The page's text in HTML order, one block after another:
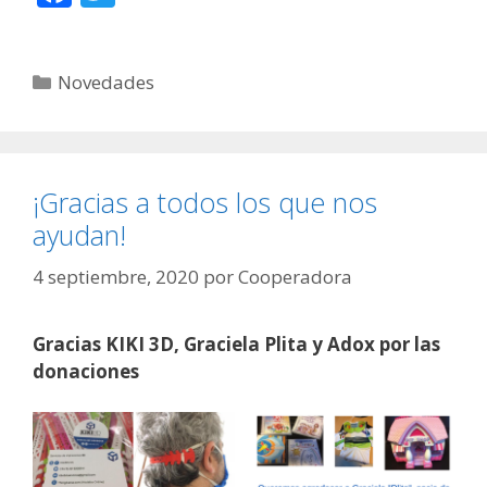
b
k
er
Categorías
Novedades
¡Gracias a todos los que nos
ayudan!
4 septiembre, 2020 porCooperadora
Gracias KIKI 3D, Graciela Plita y Adox por las
donaciones